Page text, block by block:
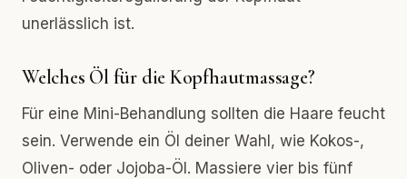
unerlässlich ist.
Welches Öl für die Kopfhautmassage?
Für eine Mini-Behandlung sollten die Haare feucht
sein. Verwende ein Öl deiner Wahl, wie Kokos-,
Oliven- oder Jojoba-Öl. Massiere vier bis fünf